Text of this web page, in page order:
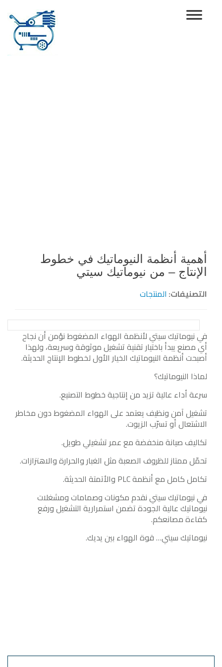
أهمية أنظمة النيوماتيك في خطوط
الإنتاج – من نيوماتيك سيتي
التصنيفات: المنتجات
في نيوماتيك سيتي لأنظمة الهواء المضغوط نؤمن أن نجاح
أي مصنع يبدأ باختيار تقنية تشغيل موثوقة وسريعة، ولهذا
أصبحت أنظمة النيوماتيك الخيار الأول لخطوط الإنتاج الحديثة.
لماذا النيوماتيك؟
سرعة أداء عالية تزيد من إنتاجية خطوط التصنيع.
تشغيل آمن ونظيف يعتمد على الهواء المضغوط دون مخاطر
الاشتعال أو تسرّب الزيوت.
تكاليف صيانة منخفضة مع عمر تشغيلي طويل.
تحمّل ممتاز للظروف الصعبة مثل الغبار والحرارة والاهتزازات.
تكامل كامل مع أنظمة PLC والأتمتة الحديثة.
في نيوماتيك سيتي نقدم مكونات وصمامات ومشغلات
نيوماتيك عالية الجودة تضمن استمرارية التشغيل ورفع
كفاءة مصانعكم.
نيوماتيك سيتي… قوة الهواء بين يديك.
Name